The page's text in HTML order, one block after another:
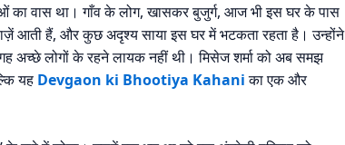
का वास था। गाँव के लोग, खासकर बुजुर्ग, आज भी इस घर के पास
हैं, और कुछ अदृश्य साया इस घर में भटकता रहता है। उन्होंने
अच्छे लोगों के रहने लायक नहीं थी। मिसेज शर्मा को अब समझ
यह Devgaon ki Bhootiya Kahaniका एक और